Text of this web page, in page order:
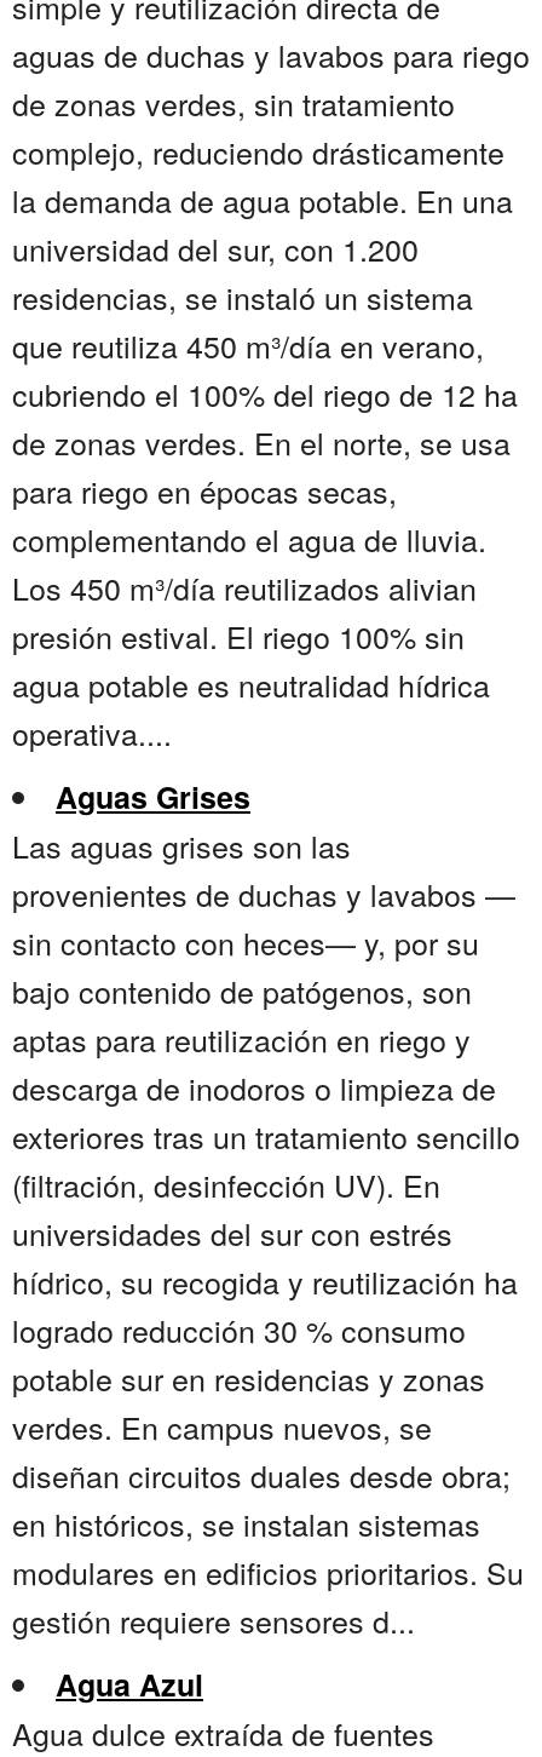
aguas de duchas y lavabos para riego
de zonas verdes, sin tratamiento
complejo, reduciendo drásticamente
la demanda de agua potable. En una
universidad del sur, con 1.200
residencias, se instaló un sistema
que reutiliza 450 m³/día en verano,
cubriendo el 100% del riego de 12 ha
de zonas verdes. En el norte, se usa
para riego en épocas secas,
complementando el agua de lluvia.
Los 450 m³/día reutilizados alivian
presión estival. El riego 100% sin
agua potable es neutralidad hídrica
operativa....
Aguas Grises
Las aguas grises son las
provenientes de duchas y lavabos —
sin contacto con heces— y, por su
bajo contenido de patógenos, son
aptas para reutilización en riego y
descarga de inodoros o limpieza de
exteriores tras un tratamiento sencillo
(filtración, desinfección UV). En
universidades del sur con estrés
hídrico, su recogida y reutilización ha
logrado reducción 30 % consumo
potable sur en residencias y zonas
verdes. En campus nuevos, se
diseñan circuitos duales desde obra;
en históricos, se instalan sistemas
modulares en edificios prioritarios. Su
gestión requiere sensores d...
Agua Azul
Agua dulce extraída de fuentes